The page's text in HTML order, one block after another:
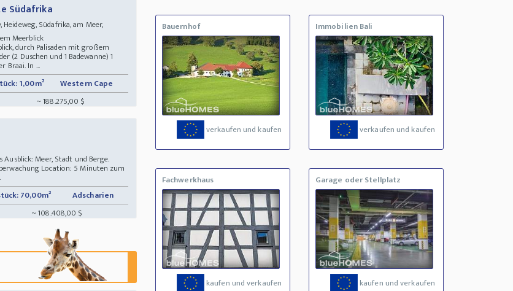
Südafrika
Südafrika, am Meer,
Meerblick
durch Palisaden mit großem
(2 Duschen und 1 Badewanne) 1
Braai. In ...
1,00m²
Western Cape
~ 188.275,00 $
Meer, Stadt und Berge.
Location: 5 Minuten zum
70,00m²
Adscharien
~ 108.408,00 $
Bauernhof
verkaufen und kaufen
Immobilien Bali
verkaufen und kaufen
Fachwerkhaus
kaufen und verkaufen
Garage oder Stellplatz
kaufen und verkaufen